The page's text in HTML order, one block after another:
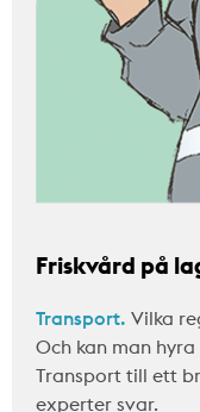
Friskvård på
Transport. Vilka
Och kan man
Transport till ett
experter svar.